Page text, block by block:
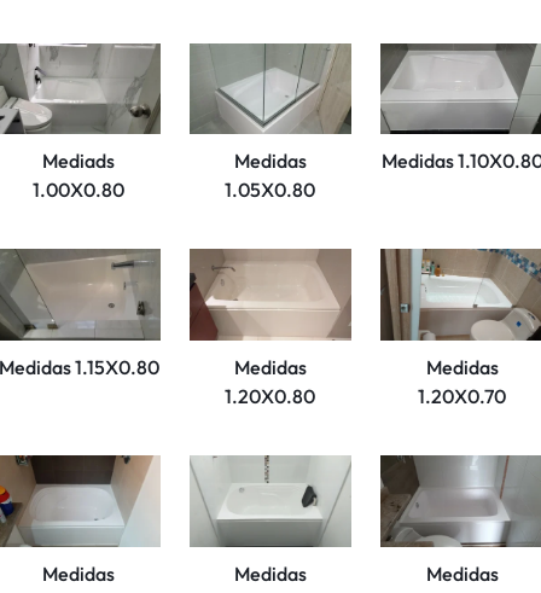
Mediads
1.00X0.80
Medidas
1.05X0.80
Medidas
1.15X0.80
Medidas
1.20X0.80
Medidas
1.20X0.70
Medidas
Medidas
Medidas